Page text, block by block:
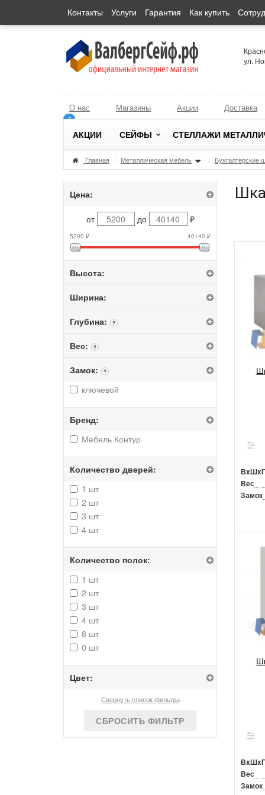
00
Контакты Услуги Гарантия Как купить
ул.
О нас Магазины Акции Доставка
АКЦИИ СЕЙФЫ СТЕЛЛАЖИ
Главная / Металлическая мебель / Бухгалтерские
Цена:
от до ₽
5200 ₽ 40140 ₽
Высота:
Ширина:
Глубина: ?
Вес: ?
Замок: ?
ключевой
Бренд:
Мебель Контур
Количество дверей:
1 шт
2 шт
3 шт
4 шт
Количество полок:
1 шт
2 шт
3 шт
4 шт
8 шт
0 шт
Цвет:
Свернуть список фильтра
СБРОСИТЬ ФИЛЬТР
ВxШxГ
Вес
Замок
ВxШxГ
Вес
Замок